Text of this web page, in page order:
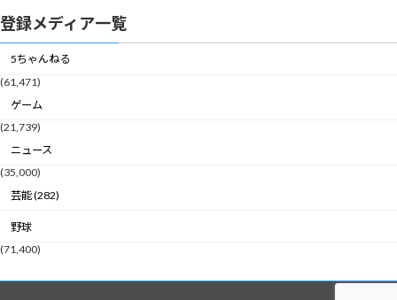
登録メディア一覧
5ちゃんねる
(61,471)
ゲーム
(21,739)
ニュース
(35,000)
芸能 (282)
野球
(71,400)